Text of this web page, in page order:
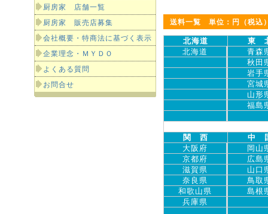
厨房家 店舗一覧
厨房家 販売店募集
会社概要・特商法に基づく表示
企業理念・ＭＹＤＯ
よくある質問
お問合せ
送料一覧 単位：円（税込
北海道
東
北海道
青森
秋田
岩手
宮城
山形
福島
関 西
中
大阪府
岡山
京都府
広島
滋賀県
山口
奈良県
鳥取
和歌山県
島根
兵庫県